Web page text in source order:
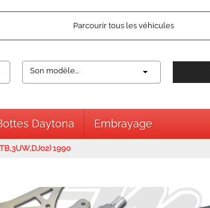
Parcourir tous les véhicules
Son modèle...
Daytona Embrayage
1990